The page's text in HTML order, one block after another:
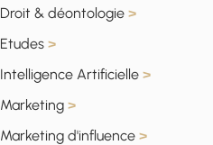
Droit & déontologie >
Etudes >
Intelligence Artificielle >
Marketing >
Marketing d'influence >